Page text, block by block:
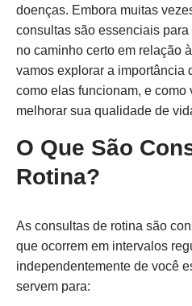
doenças. Embora muitas
consultas são essenciais
no caminho certo em relação
vamos explorar a importância
como elas funcionam, e
melhorar sua qualidade de
O Que São
Rotina?
As consultas de rotina são
que ocorrem em intervalos
independentemente de você
servem para: